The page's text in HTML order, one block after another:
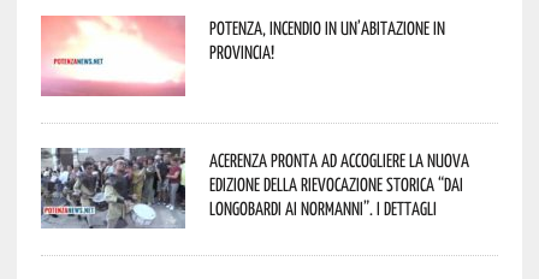
Potenza, incendio in un’abitazione in
provincia!
Acerenza pronta ad accogliere la nuova
edizione della rievocazione storica “Dai
Longobardi ai Normanni”. I dettagli